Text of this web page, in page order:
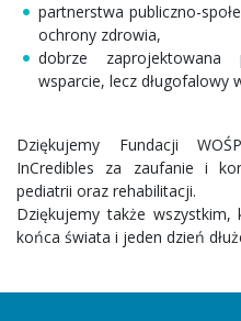
partnerstwa publiczno-
ochrony zdrowia,
dobrze
wsparcie, lecz długofalowy
Dziękujemy Fundacji
InCredibles za zaufanie i
pediatrii oraz rehabilitacji.
Dziękujemy także
końca świata i jeden dzień